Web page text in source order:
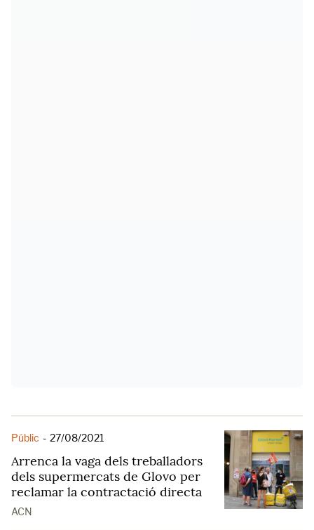
Públic - 27/08/2021
Arrenca la vaga dels treballadors
dels supermercats de Glovo per
reclamar la contractació directa
ACN